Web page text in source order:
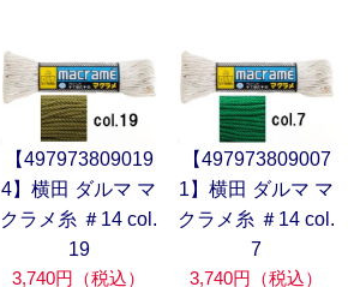
【497973809019
4】横田 ダルマ マ
クラメ糸 ＃14 col.
19
3,740円（税込）
【497973809007
1】横田 ダルマ マ
クラメ糸 ＃14 col.
7
3,740円（税込）